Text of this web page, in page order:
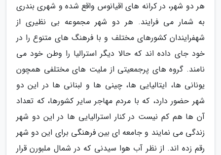
هر دو شهر، در کرانه های اقیانوس واقع شده و شهری بندری
به شمار می فرایند. هر دو شهر مجموعه بی نظیری از
شهفرایندان کشورهای مختلف و با فرهنگ های متنوع را در
خود جای داده اند که حالا دیگر استرالیا را وطن خود می
نامند. گروه های پرجمعیتی از ملیت های مختلفی همچون
یونانی ها، ایتالیایی ها، چینی ها و لبنانی ها در این دو
شهر حضور دارد، که با مردم مهاجر سایر کشورها، که تعداد
آن ها هم کم نیست در کنار استرالیایی ها در این دو شهر
زندگی می نمایند و جامعه ای بین فرهنگی برای این دو شهر
رقم زده اند. از نظر آب هوا سیدنی که در شمال ملبورن قرار